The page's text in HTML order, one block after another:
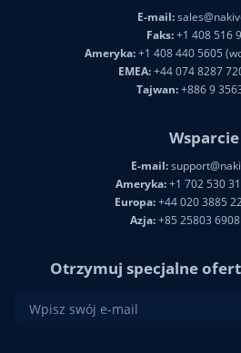
E-mail:
Faks:+1 408 516
Ameryka:+1 408 440 5605
EMEA:+44 074 8287
Tajwan:+886 9
Wsparcie
E-mail:
Ameryka:+1 702 530
Europa:+44 020 3885
Azja:+85 25803 6908
Otrzymuj specjalne